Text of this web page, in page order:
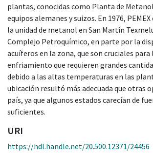
plantas, conocidas como Planta de
equipos alemanes y suizos. En 1976,
la unidad de metanol en San Martín
Complejo Petroquímico, en parte por la
acuíferos en la zona, que son cruciales para
enfriamiento que requieren grandes
debido a las altas temperaturas en las
ubicación resultó más adecuada que otras
país, ya que algunos estados carecían de
suficientes.
URI
https://hdl.handle.net/20.500.12371/24456